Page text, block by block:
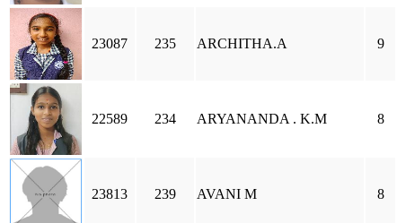
23087 235 ARCHITHA.A 9
22589 234 ARYANANDA . K.M 8
23813 239 AVANI M 8